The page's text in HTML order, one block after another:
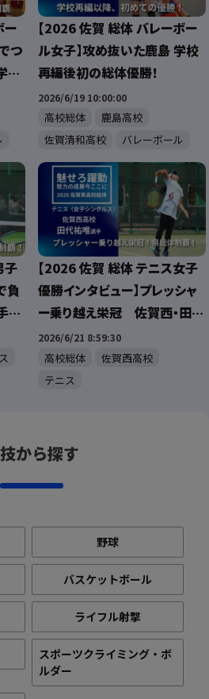
ー
つ
園
【2026 佐賀 総体 バレーボー
ル女子】攻め抜いた鹿島 学校
再編後初の総体優勝！
2026/6/19 10:00:00
高校総体
鹿島高校
佐賀清和高校
バレーボール
子
負
が
【2026 佐賀 総体 テニス女子
優勝インタビュー】プレッシャ
ー乗り越え栄冠 佐賀西・田代
祐唯選手が県総体制覇！
2026/6/21 8:59:30
高校総体
佐賀西高校
テニス
から探す
野球
バスケットボール
ライフル射撃
スポーツクライミング・ボ
ルダー